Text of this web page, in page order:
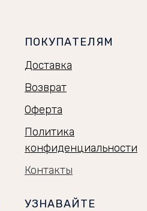
ПОКУПАТЕЛЯМ
Доставка
Возврат
Оферта
Политика
конфиденциальности
Контакты
УЗНАВАЙТЕ